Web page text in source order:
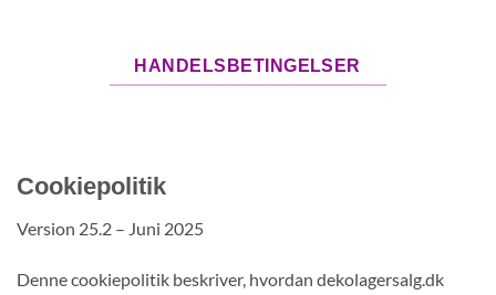
HANDELSBETINGELSER
Cookiepolitik
Version 25.2 – Juni 2025
Denne cookiepolitik beskriver, hvordan dekolagersalg.dk